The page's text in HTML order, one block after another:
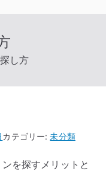
し方
カテゴリー:未分類
を探すメリットと